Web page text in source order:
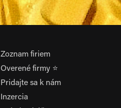
Zoznam firiem
Overené firmy ⭐
Pridajte sa k nám
Inzercia